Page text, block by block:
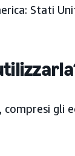
Stati
compresi gli